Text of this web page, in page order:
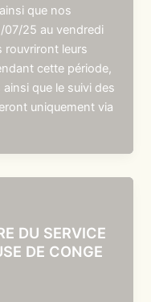
que nos
07/25 au vendredi
rouvriront leurs
cette période,
que le suivi des
uniquement via
DU SERVICE
DE CONGE